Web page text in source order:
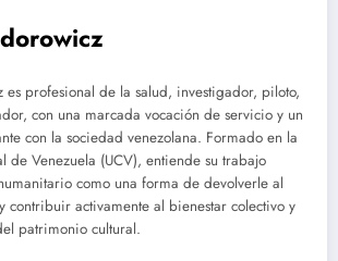
es profesional de la salud, investigador, piloto,
con una marcada vocación de servicio y un
con la sociedad venezolana. Formado en la
de Venezuela (UCV), entiende su trabajo
como una forma de devolverle al
contribuir activamente al bienestar colectivo y
patrimonio cultural.